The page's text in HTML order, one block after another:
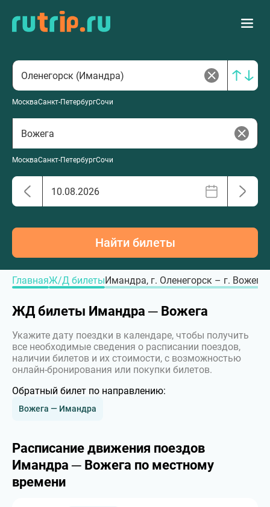
МоскваСанкт-ПетербургСочи
МоскваСанкт-ПетербургСочи
Найти билеты
ГлавнаяЖ/Д билетыИмандра, г. Оленегорск – г. Вожега
ЖД билеты Имандра ─ Вожега
Укажите дату поездки в календаре, чтобы получить
все необходимые сведения о расписании поездов,
наличии билетов и их стоимости, с возможностью
онлайн-бронирования или покупки билетов.
Обратный билет по направлению:
Вожега — Имандра
Расписание движения поездов
Имандра ─ Вожега по местному
времени